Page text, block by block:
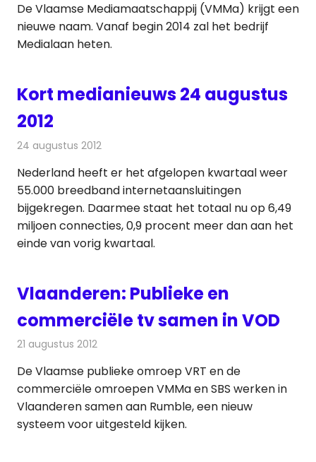
De Vlaamse Mediamaatschappij (VMMa) krijgt een
nieuwe naam. Vanaf begin 2014 zal het bedrijf
Medialaan heten.
Kort medianieuws 24 augustus
2012
24 augustus 2012
Nederland heeft er het afgelopen kwartaal weer
55.000 breedband internetaansluitingen
bijgekregen. Daarmee staat het totaal nu op 6,49
miljoen connecties, 0,9 procent meer dan aan het
einde van vorig kwartaal.
Vlaanderen: Publieke en
commerciële tv samen in VOD
21 augustus 2012
De Vlaamse publieke omroep VRT en de
commerciële omroepen VMMa en SBS werken in
Vlaanderen samen aan Rumble, een nieuw
systeem voor uitgesteld kijken.